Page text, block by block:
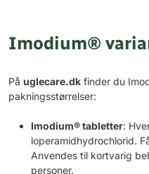
Imodium®
På uglecare.dk finder du
pakningsstørrelser:
Imodium® tabletter:
loperamidhydrochlorid.
Anvendes til kortvarig
personer.